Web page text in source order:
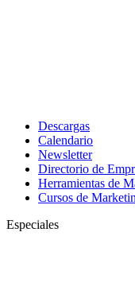
Descargas
Calendario
Newsletter
Directorio de
Herramientas de
Cursos de
Especiales